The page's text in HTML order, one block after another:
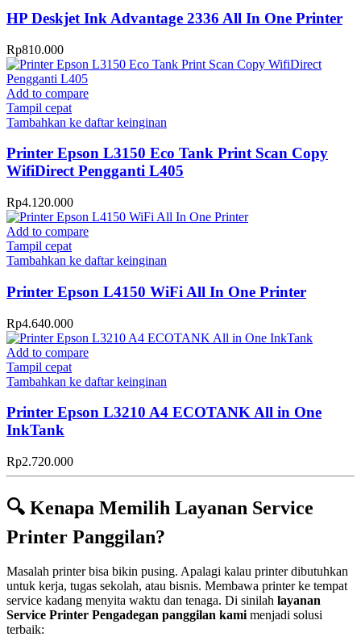
HP Deskjet Ink Advantage 2336 All In One Printer
Rp810.000
Add to compare
Tampil cepat
Tambahkan ke daftar keinginan
Printer Epson L3150 Eco Tank Print Scan Copy
WifiDirect Pengganti L405
Rp4.120.000
Add to compare
Tampil cepat
Tambahkan ke daftar keinginan
Printer Epson L4150 WiFi All In One Printer
Rp4.640.000
Add to compare
Tampil cepat
Tambahkan ke daftar keinginan
Printer Epson L3210 A4 ECOTANK All in One
InkTank
Rp2.720.000
🔍 Kenapa Memilih Layanan Service
Printer Panggilan?
Masalah printer bisa bikin pusing. Apalagi kalau printer dibutuhkan
untuk kerja, tugas sekolah, atau bisnis. Membawa printer ke tempat
service kadang menyita waktu dan tenaga. Di sinilah layanan
Service Printer Pengadegan panggilan kami menjadi solusi
terbaik: